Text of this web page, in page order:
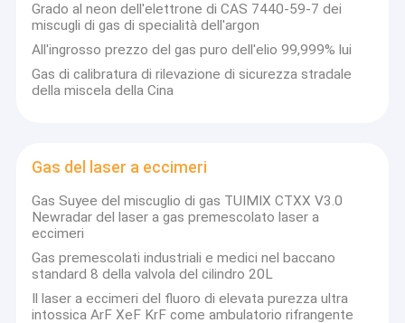
Casa
Prodotti
Chi siamo
Grado al neon dell'elettrone di CAS 7440-59-7 dei
miscugli di gas di specialità dell'argon
All'ingrosso prezzo del gas puro dell'elio 99,999% lui
Gas di calibratura di rilevazione di sicurezza stradale
della miscela della Cina
Gas del laser a eccimeri
Gas Suyee del miscuglio di gas TUIMIX CTXX V3.0
Newradar del laser a gas premescolato laser a
eccimeri
Gas premescolati industriali e medici nel baccano
standard 8 della valvola del cilindro 20L
Il laser a eccimeri del fluoro di elevata purezza ultra
intossica ArF XeF KrF come ambulatorio rifrangente
Wuhan Newradar Special Gas Company Limited
con l'aiuto di professionisti stranieri L'azienda ha un'esperienza di
oltre 25 anni nell'industria del gas.Qualità, servizi tecnologici
avanzati e filosofia di gestione della qualità dall'America.